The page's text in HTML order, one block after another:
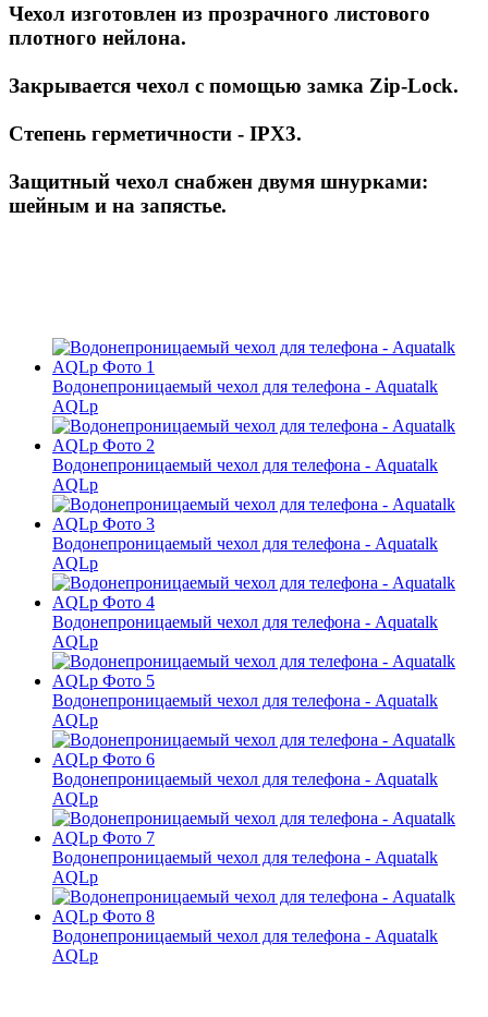
Чехол изготовлен из прозрачного листового
плотного нейлона.
Закрывается чехол с помощью замка Zip-Lock.
Степень герметичности - IPX3.
Защитный чехол снабжен двумя шнурками:
шейным и на запястье.
Водонепроницаемый чехол для телефона - Aquatalk
AQLp
Водонепроницаемый чехол для телефона - Aquatalk
AQLp
Водонепроницаемый чехол для телефона - Aquatalk
AQLp
Водонепроницаемый чехол для телефона - Aquatalk
AQLp
Водонепроницаемый чехол для телефона - Aquatalk
AQLp
Водонепроницаемый чехол для телефона - Aquatalk
AQLp
Водонепроницаемый чехол для телефона - Aquatalk
AQLp
Водонепроницаемый чехол для телефона - Aquatalk
AQLp